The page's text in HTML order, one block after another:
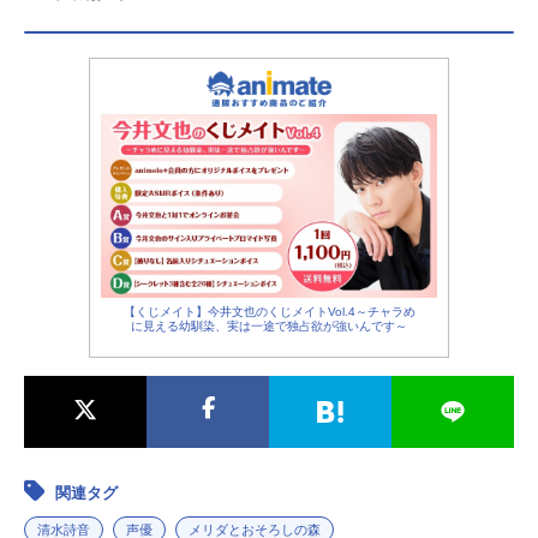
【くじメイト】今井文也のくじメイトVol.4～チャラめ
に見える幼馴染、実は一途で独占欲が強いんです～
関連タグ
清水詩音 声優 メリダとおそろしの森